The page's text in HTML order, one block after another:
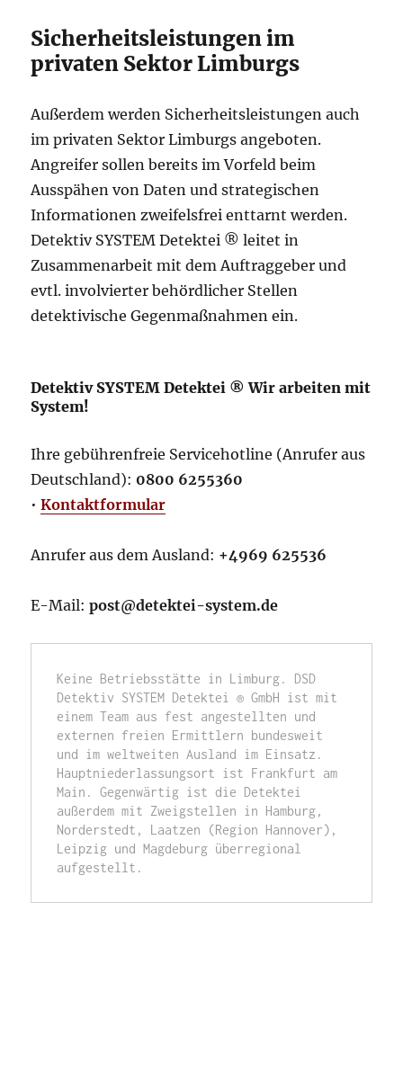
Sicherheitsleistungen im
privaten Sektor Limburgs
Außerdem werden Sicherheitsleistungen auch
im privaten Sektor Limburgs angeboten.
Angreifer sollen bereits im Vorfeld beim
Ausspähen von Daten und strategischen
Informationen zweifelsfrei enttarnt werden.
Detektiv SYSTEM Detektei ® leitet in
Zusammenarbeit mit dem Auftraggeber und
evtl. involvierter behördlicher Stellen
detektivische Gegenmaßnahmen ein.
Detektiv SYSTEM Detektei ® Wir arbeiten mit
System!
Ihre gebührenfreie Servicehotline (Anrufer aus
Deutschland): 0800 6255360
•Kontaktformular
Anrufer aus dem Ausland: +4969 625536
E-Mail:post@detektei-system.de
Keine Betriebsstätte in Limburg. DSD
Detektiv SYSTEM Detektei ® GmbH ist mit
einem Team aus fest angestellten und
externen freien Ermittlern bundesweit
und im weltweiten Ausland im Einsatz.
Hauptniederlassungsort ist Frankfurt am
Main. Gegenwärtig ist die Detektei
außerdem mit Zweigstellen in Hamburg,
Norderstedt, Laatzen (Region Hannover),
Leipzig und Magdeburg überregional
aufgestellt.